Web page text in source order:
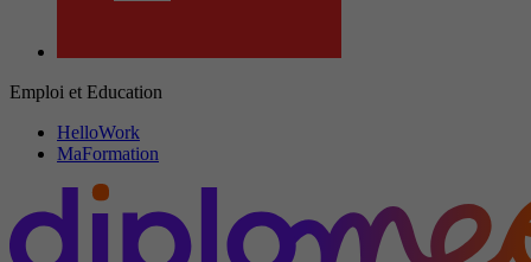
Emploi et Education
HelloWork
MaFormation